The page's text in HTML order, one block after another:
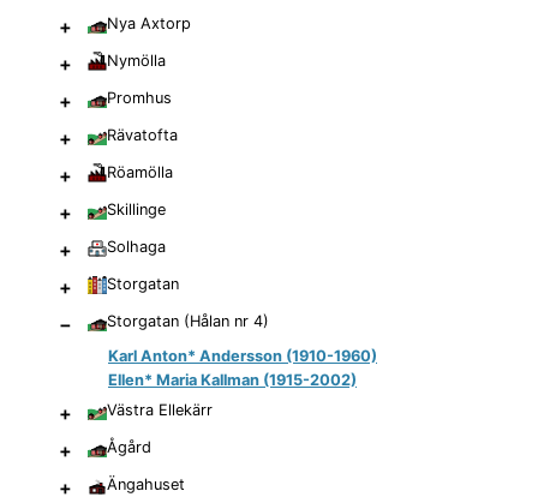
+ Nya Axtorp
+ Nymölla
+ Promhus
+ Rävatofta
+ Röamölla
+ Skillinge
+ Solhaga
+ Storgatan
−
Storgatan (Hålan nr 4)
Karl Anton* Andersson (1910-1960)
Ellen* Maria Kallman (1915-2002)
+ Västra Ellekärr
+ Ågård
+ Ängahuset